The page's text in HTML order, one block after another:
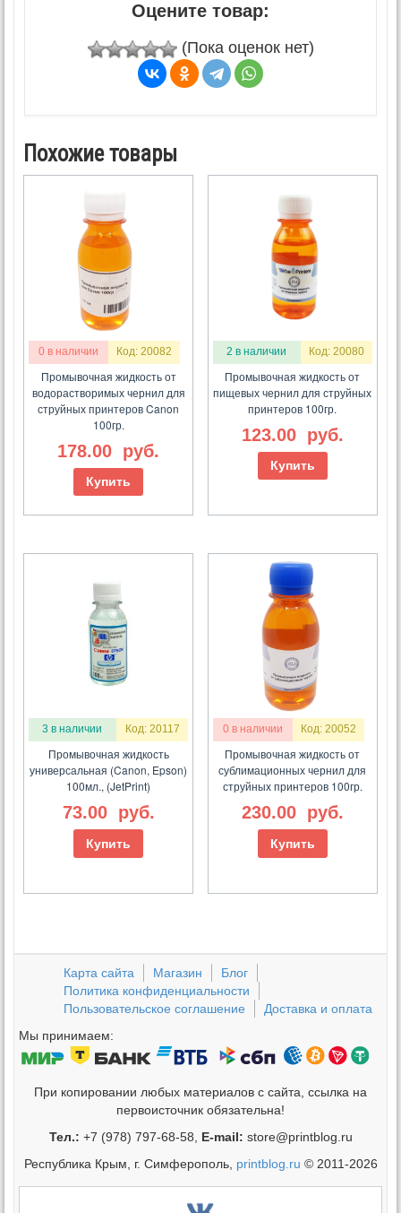
Оцените товар:
(Пока оценок нет)
Похожие товары
0 в наличии Код: 20082
Промывочная жидкость от
водорастворимых чернил для
струйных принтеров Canon
100гр.
178.00 руб.
Купить
2 в наличии Код: 20080
Промывочная жидкость от
пищевых чернил для струйных
принтеров 100гр.
123.00 руб.
Купить
3 в наличии Код: 20117
Промывочная жидкость
универсальная (Canon, Epson)
100мл., (JetPrint)
73.00 руб.
Купить
0 в наличии Код: 20052
Промывочная жидкость от
сублимационных чернил для
струйных принтеров 100гр.
230.00 руб.
Купить
Карта сайта Магазин
Блог
Политика конфиденциальности
Пользовательское соглашение
Доставка и оплата
Мы принимаем:
При копировании любых материалов с сайта, ссылка на
первоисточник обязательна!
Тел.: +7 (978) 797-68-58, E-mail: store@printblog.ru
Республика Крым, г. Симферополь, printblog.ru © 2011-2026